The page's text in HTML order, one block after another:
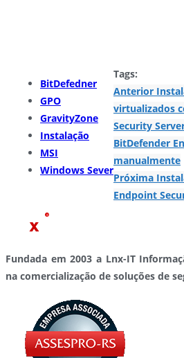
Tags:
BitDefedner
GPO
GravityZone
Instalação
MSI
Windows Sever
Anterior
virtualizados
Security
BitDefender
manualmente
Próxima
Endpoint
Fundada em 2003 a Lnx-IT
na comercialização de soluções de